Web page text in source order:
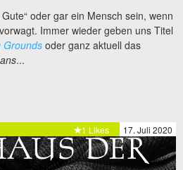
oder gar ein Mensch sein, wenn
Immer wieder geben uns Titel
Grounds oder ganz aktuell das
...
17. Juli 2020
1 Likes